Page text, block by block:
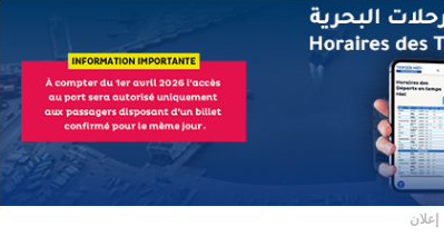
إعلان